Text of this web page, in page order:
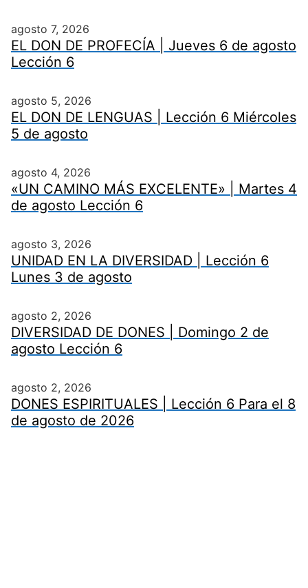
agosto 7, 2026
EL DON DE PROFECÍA | Jueves 6 de agosto
Lección 6
agosto 5, 2026
EL DON DE LENGUAS | Lección 6 Miércoles
5 de agosto
agosto 4, 2026
«UN CAMINO MÁS EXCELENTE» | Martes 4
de agosto Lección 6
agosto 3, 2026
UNIDAD EN LA DIVERSIDAD | Lección 6
Lunes 3 de agosto
agosto 2, 2026
DIVERSIDAD DE DONES | Domingo 2 de
agosto Lección 6
agosto 2, 2026
DONES ESPIRITUALES | Lección 6 Para el 8
de agosto de 2026